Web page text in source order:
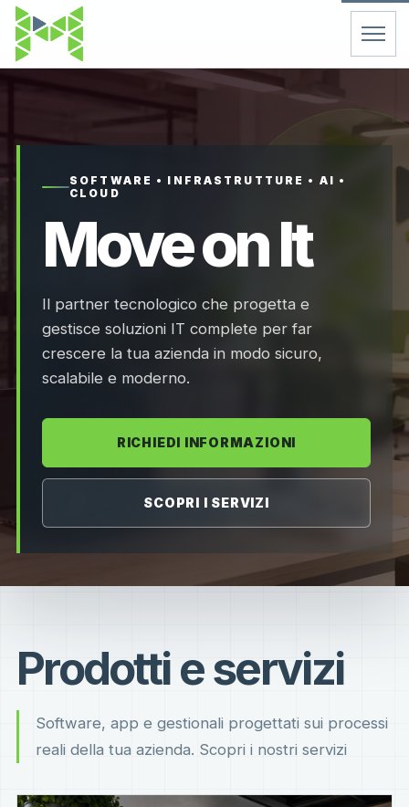
Servizi
Chi Siamo
Contatti
FAQ
Support
SOFTWARE • INFRASTRUTTURE • AI •
CLOUD
Move on It
Il partner tecnologico che progetta e
gestisce soluzioni IT complete per far
crescere la tua azienda in modo sicuro,
scalabile e moderno.
RICHIEDI INFORMAZIONI
SCOPRI I SERVIZI
Prodotti e servizi
Software, app e gestionali progettati sui processi
reali della tua azienda. Scopri i nostri servizi